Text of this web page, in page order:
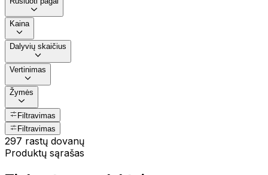
Kaina
Dalyvių skaičius
Vertinimas
Žymės
Filtravimas
Filtravimas
297 rastų dovanų
Produktų sąrašas